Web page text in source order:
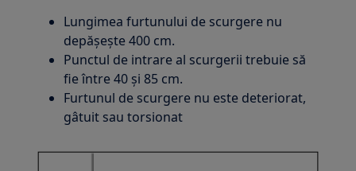
Lungimea furtunului de scurgere nu
depăşeşte 400 cm.
Punctul de intrare al scurgerii trebuie să
fie între 40 şi 85 cm.
Furtunul de scurgere nu este deteriorat,
gâtuit sau torsionat